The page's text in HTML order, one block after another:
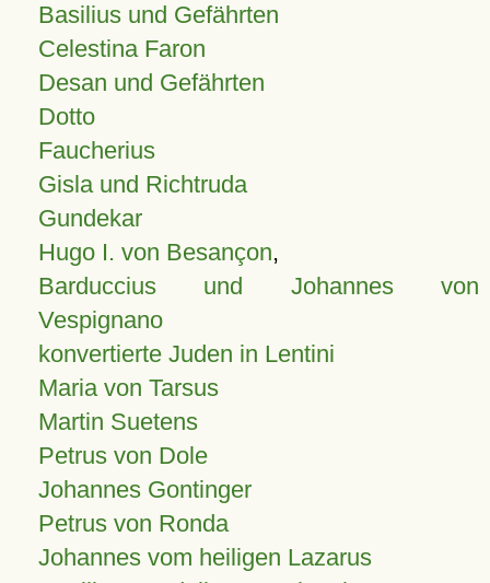
Basilius und Gefährten
Celestina Faron
Desan und Gefährten
Dotto
Faucherius
Gisla und Richtruda
Gundekar
Hugo I. von Besançon,
Barduccius und Johannes von
Vespignano
konvertierte Juden in Lentini
Maria von Tarsus
Martin Suetens
Petrus von Dole
Johannes Gontinger
Petrus von Ronda
Johannes vom heiligen Lazarus